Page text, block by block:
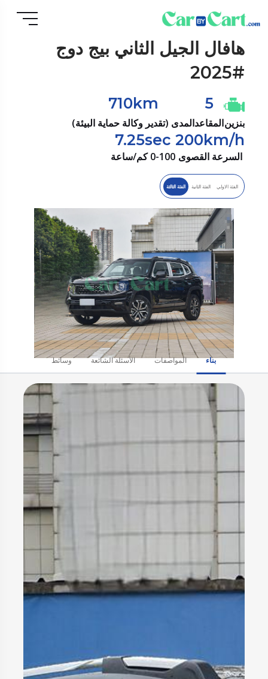
هافال الجيل الثاني بيج دوج
#2025
بنزين
5
المقاعد
710km
المدى (تقدير وكالة حماية البيئة)
200km/h
السرعة القصوى
7.25sec
0-100 كم/ساعة
الفئة الاولي الفئة الثانية الفئة الثالثة
بناء المواصفات الأسئلة الشائعة وسائط